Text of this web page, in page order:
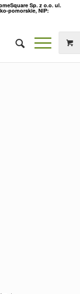
Sp. z o.o. ul.
pomorskie, NIP: